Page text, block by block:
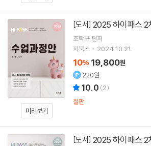
미리보기
[도서] 2025 하이패스 2
조학규 편저
지북스
2024.10.21.
10% 19,800원
220원
10.0 (2)
절판
[도서] 2025 하이패스 2